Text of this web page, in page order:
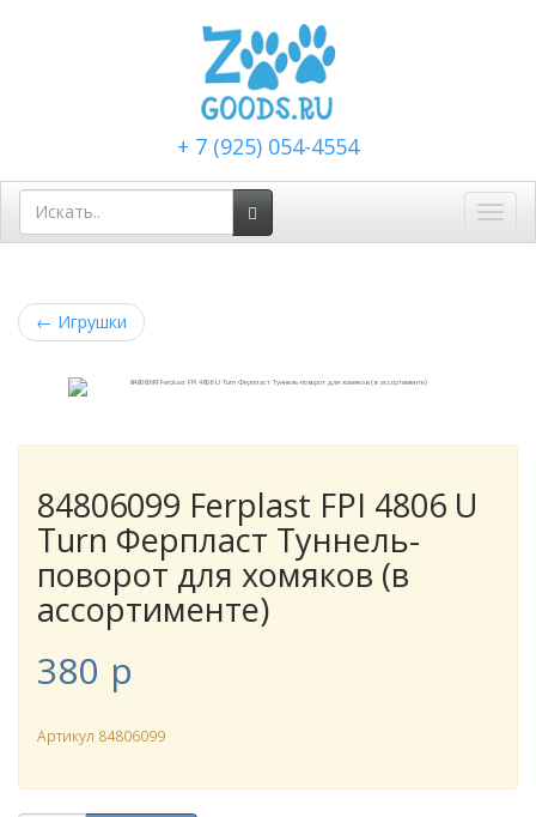
+ 7 (925) 054-4554
← Игрушки
84806099 Ferplast FPI 4806 U
Turn Ферпласт Туннель-
поворот для хомяков (в
ассортименте)
380 p
Артикул 84806099